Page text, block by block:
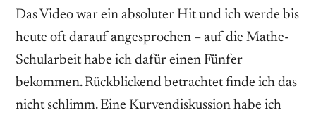
Das Video war ein absoluter Hit und ich werde bis
heute oft darauf angesprochen – auf die Mathe-
Schularbeit habe ich dafür einen Fünfer
bekommen. Rückblickend betrachtet finde ich das
nicht schlimm. Eine Kurvendiskussion habe ich